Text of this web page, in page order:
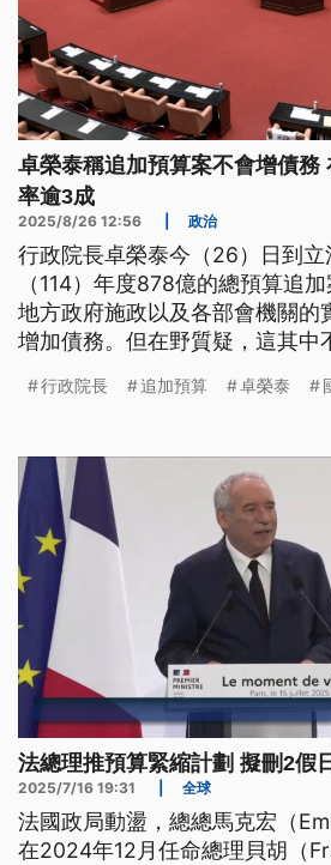
卓榮泰稱追加預算案不會增債務
率逾3成
2025/8/26 12:56 政治
行政院長卓榮泰今（26）日到
（114）年度878億的總預算追
地方政府施政以及各部會機關的
增加債務。但在野質疑，這其中
3成，質疑會因此弱化立院職權
行政院長 追加預算 卓榮泰
法總理推預算緊縮計劃 擬刪2假
2025/7/16 19:31 全球
法國政局動盪，總總馬克宏（
在2024年12月任命總理貝胡（